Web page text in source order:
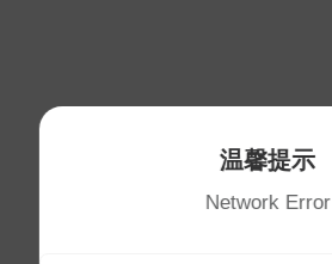
温馨提示
Network Error